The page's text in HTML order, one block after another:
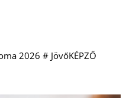
2026 # JövőKÉPZŐ